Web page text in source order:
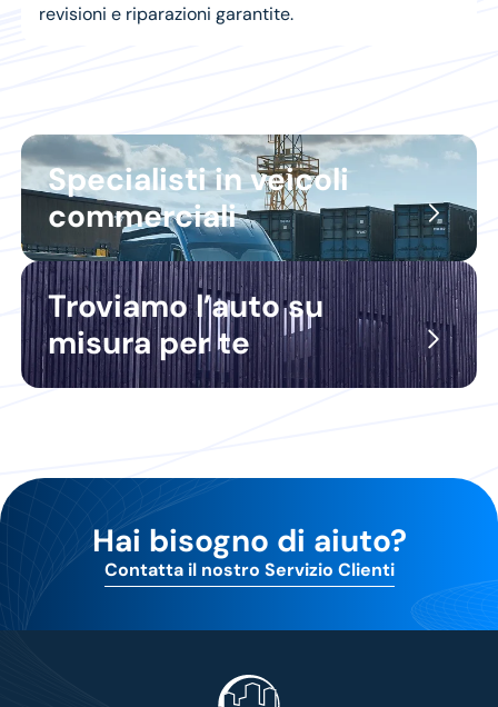
revisioni e riparazioni garantite.
Specialisti in veicoli
commerciali
Troviamo l’auto su
misura per te
Hai bisogno di aiuto?
Contatta il nostro Servizio Clienti